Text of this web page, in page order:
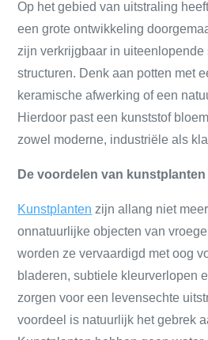
Op het gebied van uitstraling
een grote ontwikkeling
zijn verkrijgbaar in uiteenlopende
structuren. Denk aan potten met
keramische afwerking of een
Hierdoor past een kunststof
zowel moderne, industriële als
De voordelen van kunstplanten
Kunstplanten zijn allang niet
onnatuurlijke objecten van
worden ze vervaardigd met oog
bladeren, subtiele kleurverlopen
zorgen voor een levensechte
voordeel is natuurlijk het gebrek